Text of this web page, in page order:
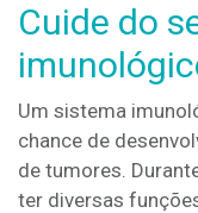
Cuide do
Um sistema
chance de
de tumores.
ter diversas